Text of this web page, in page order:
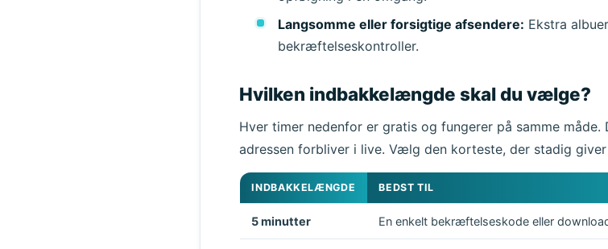
Langsomme eller forsigtige afsendere: Ekstra
bekræftelseskontroller.
Hvilken indbakkelængde skal du vælge?
Hver timer nedenfor er gratis og fungerer på samme
adressen forbliver i live. Vælg den korteste, der stadig
INDBAKKELÆNGDE BEDST TIL
5 minutter En enkelt bekræftelseskode eller